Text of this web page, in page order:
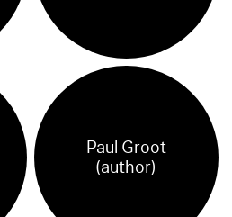
Paul Groot
(author)